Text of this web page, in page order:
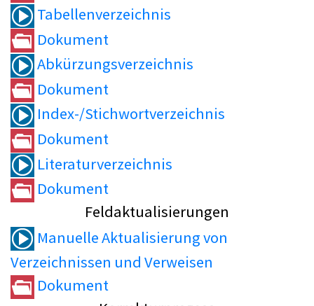
Tabellenverzeichnis
Dokument
Abkürzungsverzeichnis
Dokument
Index-/Stichwortverzeichnis
Dokument
Literaturverzeichnis
Dokument
Feldaktualisierungen
Manuelle Aktualisierung von
Verzeichnissen und Verweisen
Dokument